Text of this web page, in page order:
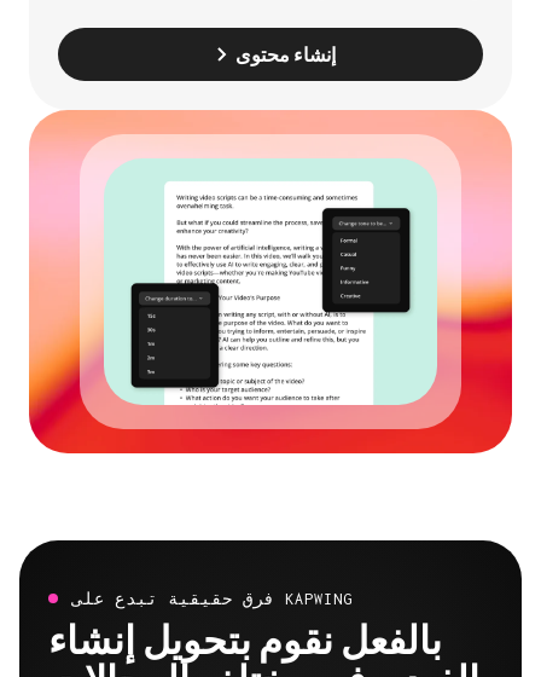
إنشاء محتوى
فرق حقيقية تبدع على KAPWING
بالفعل نقوم بتحويل إنشاء